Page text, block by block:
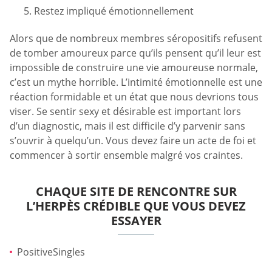
Restez impliqué émotionnellement
Alors que de nombreux membres séropositifs refusent
de tomber amoureux parce qu’ils pensent qu’il leur est
impossible de construire une vie amoureuse normale,
c’est un mythe horrible. L’intimité émotionnelle est une
réaction formidable et un état que nous devrions tous
viser. Se sentir sexy et désirable est important lors
d’un diagnostic, mais il est difficile d’y parvenir sans
s’ouvrir à quelqu’un. Vous devez faire un acte de foi et
commencer à sortir ensemble malgré vos craintes.
CHAQUE SITE DE RENCONTRE SUR
L’HERPÈS CRÉDIBLE QUE VOUS DEVEZ
ESSAYER
PositiveSingles